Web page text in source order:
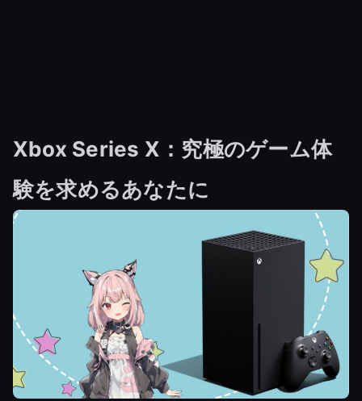
Xbox Series X：究極のゲーム体
験を求めるあなたに